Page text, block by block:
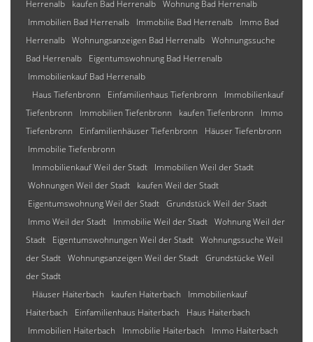
Herrenalb kaufen Bad Herrenalb Wohnung Bad Herrenalb
Immobilien Bad Herrenalb
Immobilie Bad Herrenalb
Immo Bad
Herrenalb Wohnungsanzeigen Bad Herrenalb Wohnungssuche
Bad Herrenalb
Eigentumswohnung Bad Herrenalb
Immobilienkauf Bad Herrenalb
Haus Tiefenbronn
Einfamilienhaus Tiefenbronn
Immobilienkauf
Tiefenbronn
Immobilien Tiefenbronn kaufen Tiefenbronn
Immo
Tiefenbronn
Einfamilienhäuser Tiefenbronn
Häuser Tiefenbronn
Immobilie Tiefenbronn
Immobilienkauf Weil der Stadt
Immobilien Weil der Stadt
Wohnungen Weil der Stadt
kaufen Weil der Stadt
Eigentumswohnung Weil der Stadt Grundstück Weil der Stadt
Immo Weil der Stadt
Immobilie Weil der Stadt Wohnung Weil der
Stadt
Eigentumswohnungen Weil der Stadt Wohnungssuche Weil
der Stadt Wohnungsanzeigen Weil der Stadt Grundstücke Weil
der Stadt
Häuser Haiterbach
kaufen Haiterbach
Immobilienkauf
Haiterbach
Einfamilienhaus Haiterbach
Haus Haiterbach
Immobilien Haiterbach
Immobilie Haiterbach
Immo Haiterbach